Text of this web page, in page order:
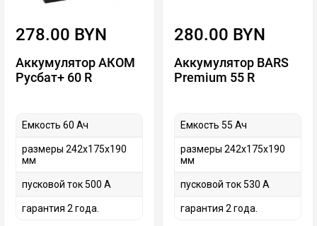
278.00 BYN
Аккумулятор АКОМ
Русбат+ 60 R
Емкость 60 Ач
размеры 242х175х190
мм
пусковой ток 500 А
гарантия 2 года.
280.00 BYN
Аккумулятор BARS
Premium 55 R
Емкость 55 Ач
размеры 242х175х190
мм
пусковой ток 530 А
гарантия 2 года.